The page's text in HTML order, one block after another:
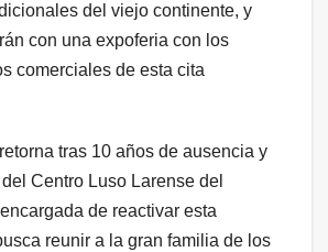
del viejo continente, y
con una expoferia con los
comerciales de esta cita
tras 10 años de ausencia y
Centro Luso Larense del
de reactivar esta
reunir a la gran familia de los